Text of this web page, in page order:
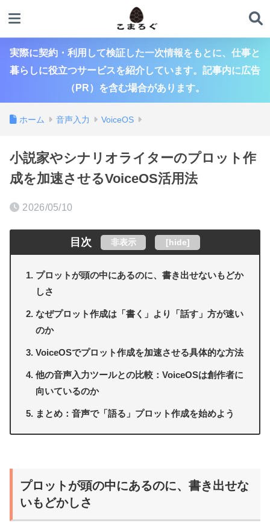
実際に契約・利用して検証した一次情報をもとに、仕事と
暮らしに役立つサービスを紹介しています。記事内に広告
（PR）を含む場合があります。
ホーム 音声入力 VoiceOS
小説家やシナリオライターのプロット作
成を加速させるVoiceOS活用法
2026/05/10
目次 非表示 [hide]
プロットが頭の中にあるのに、書き出せないもどか
しさ
なぜプロット作成は「書く」より「話す」方が速い
のか
VoiceOSでプロット作成を加速させる具体的な方法
他の音声入力ツールとの比較：VoiceOSは創作者に
向いているのか
まとめ：音声で「語る」プロット作成を始めよう
プロットが頭の中にあるのに、書き出せな
いもどかしさ